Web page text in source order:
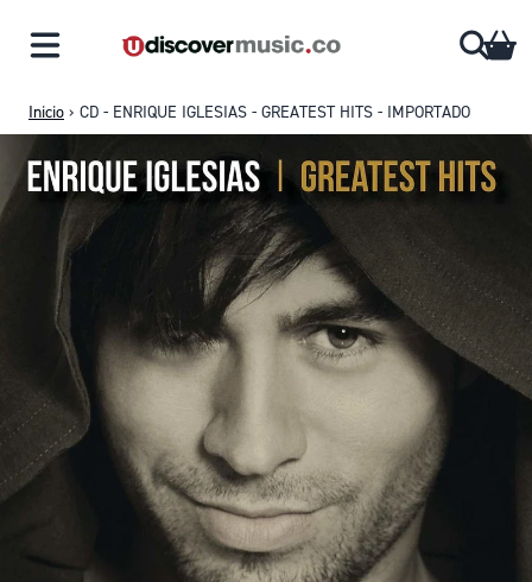
Inicio › CD - ENRIQUE IGLESIAS - GREATEST HITS - IMPORTADO